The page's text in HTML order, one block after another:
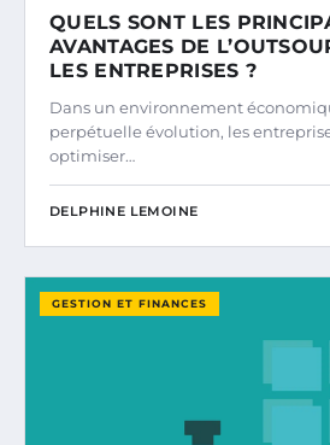
QUELS SONT LES
AVANTAGES DE
LES ENTREPRISES ?
Dans un environnement
perpétuelle évolution, les
optimiser…
DELPHINE LEMOINE
GESTION ET FINANCES